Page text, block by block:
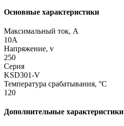
Основные характеристики
Максимальный ток, А
10A
Напряжение, v
250
Серия
KSD301-V
Температура срабатывания, °C
120
Дополнительные характеристики